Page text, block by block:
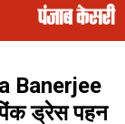
Banerjee
ड्रेस पहन